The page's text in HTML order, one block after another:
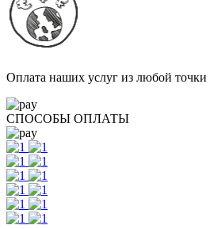
Оплата наших услуг из любой точки
СПОСОБЫ ОПЛАТЫ